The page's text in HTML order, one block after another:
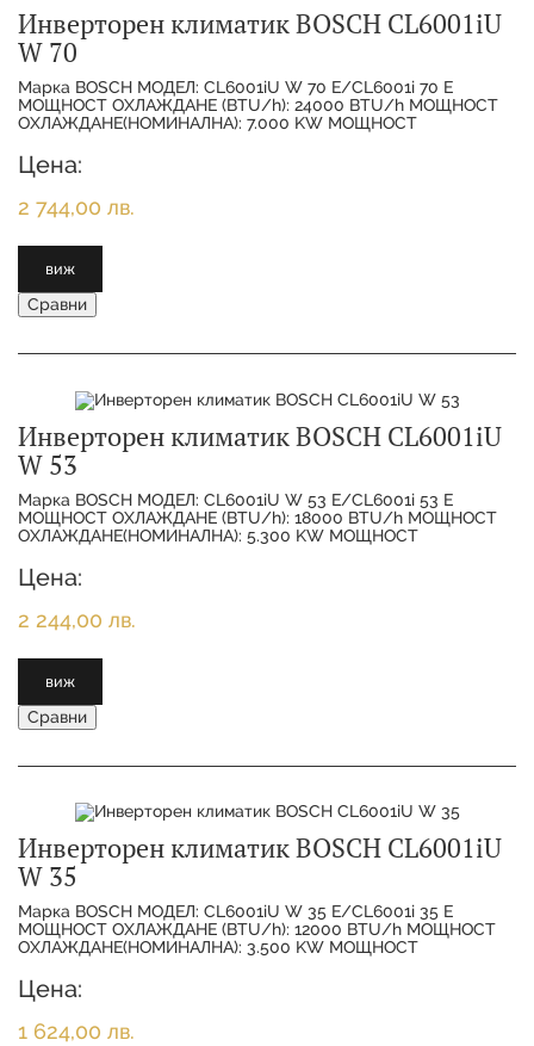
Инверторен климатик BOSCH CL6001iU
W 70
Марка BOSCH МОДЕЛ: CL6001iU W 70 E/CL6001i 70 E
МОЩНОСТ ОХЛАЖДАНЕ (BTU/h): 24000 BTU/h МОЩНОСТ
ОХЛАЖДАНЕ(НОМИНАЛНА): 7.000 KW МОЩНОСТ
Цена:
2 744,00 лв.
виж
Сравни
Инверторен климатик BOSCH CL6001iU
W 53
Марка BOSCH МОДЕЛ: CL6001iU W 53 E/CL6001i 53 E
МОЩНОСТ ОХЛАЖДАНЕ (BTU/h): 18000 BTU/h МОЩНОСТ
ОХЛАЖДАНЕ(НОМИНАЛНА): 5.300 KW МОЩНОСТ
Цена:
2 244,00 лв.
виж
Сравни
Инверторен климатик BOSCH CL6001iU
W 35
Марка BOSCH МОДЕЛ: CL6001iU W 35 E/CL6001i 35 E
МОЩНОСТ ОХЛАЖДАНЕ (BTU/h): 12000 BTU/h МОЩНОСТ
ОХЛАЖДАНЕ(НОМИНАЛНА): 3.500 KW МОЩНОСТ
Цена:
1 624,00 лв.